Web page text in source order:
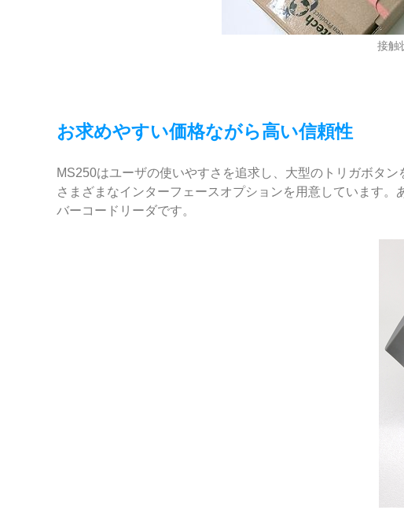
接触
お求めやすい価格ながら高い信頼性
MS250はユーザの使いやすさを追求し、大型のトリガボタ
さまざまなインターフェースオプションを用意しています
バーコードリーダです。